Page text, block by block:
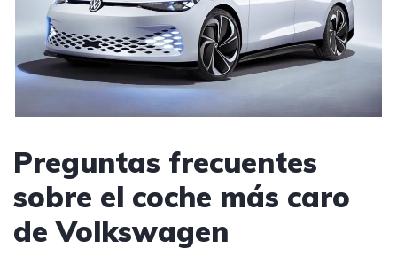
Preguntas frecuentes
sobre el coche más caro
de Volkswagen